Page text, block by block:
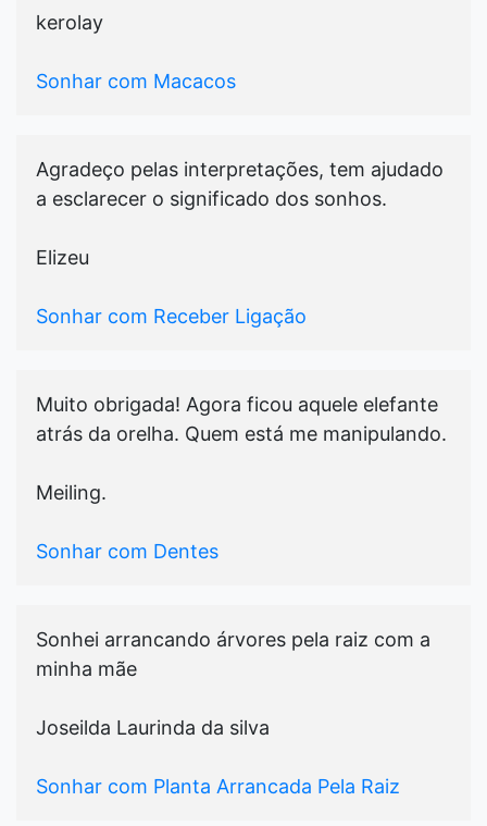
kerolay
Sonhar com Macacos
Agradeço pelas interpretações, tem ajudado
a esclarecer o significado dos sonhos.
Elizeu
Sonhar com Receber Ligação
Muito obrigada! Agora ficou aquele elefante
atrás da orelha. Quem está me manipulando.
Meiling.
Sonhar com Dentes
Sonhei arrancando árvores pela raiz com a
minha mãe
Joseilda Laurinda da silva
Sonhar com Planta Arrancada Pela Raiz